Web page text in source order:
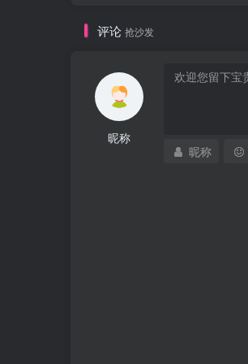
评论 抢沙发
昵称
昵称